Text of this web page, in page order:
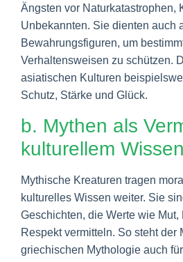
Ängsten vor Naturkatastrophen,
Unbekannten. Sie dienten auch
Bewahrungsfiguren, um
Verhaltensweisen zu schützen.
asiatischen Kulturen
Schutz, Stärke und Glück.
b. Mythen als
kulturellem
Mythische Kreaturen tragen
kulturelles Wissen weiter. Sie
Geschichten, die Werte wie
Respekt vermitteln. So steht der
griechischen Mythologie auch